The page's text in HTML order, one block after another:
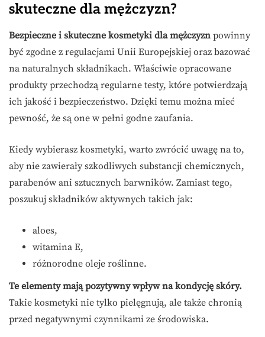
skuteczne dla mężczyzn?
Bezpieczne i skuteczne kosmetyki dla mężczyzn powinny
być zgodne z regulacjami Unii Europejskiej oraz bazować
na naturalnych składnikach. Właściwie opracowane
produkty przechodzą regularne testy, które potwierdzają
ich jakość i bezpieczeństwo. Dzięki temu można mieć
pewność, że są one w pełni godne zaufania.
Kiedy wybierasz kosmetyki, warto zwrócić uwagę na to,
aby nie zawierały szkodliwych substancji chemicznych,
parabenów ani sztucznych barwników. Zamiast tego,
poszukuj składników aktywnych takich jak:
aloes,
witamina E,
różnorodne oleje roślinne.
Te elementy mają pozytywny wpływ na kondycję skóry.
Takie kosmetyki nie tylko pielęgnują, ale także chronią
przed negatywnymi czynnikami ze środowiska.